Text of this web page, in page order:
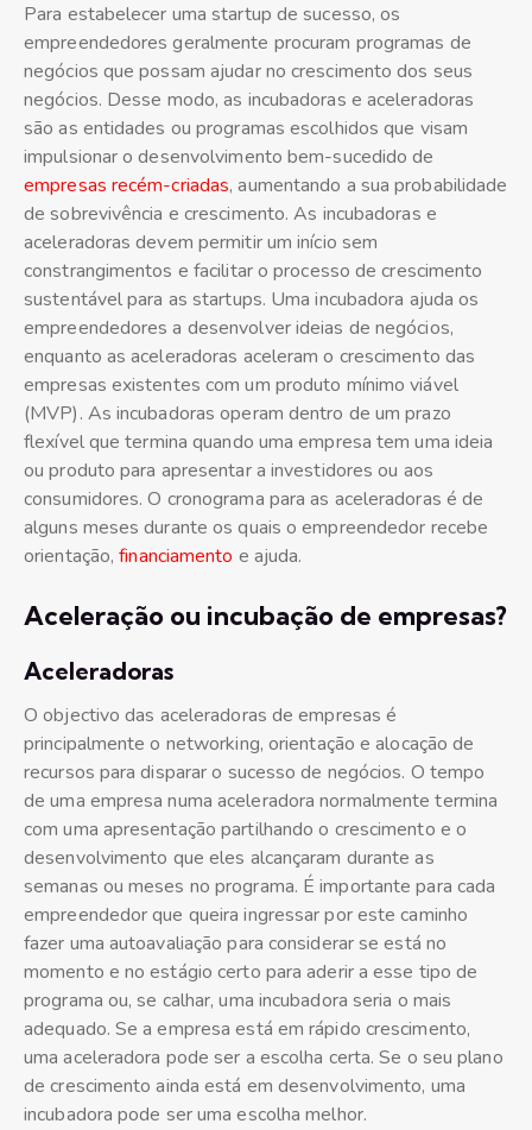
Para estabelecer uma startup de sucesso, os
empreendedores geralmente procuram programas de
negócios que possam ajudar no crescimento dos seus
negócios. Desse modo, as incubadoras e aceleradoras
são as entidades ou programas escolhidos que visam
impulsionar o desenvolvimento bem-sucedido de
empresas recém-criadas, aumentando a sua probabilidade
de sobrevivência e crescimento. As incubadoras e
aceleradoras devem permitir um início sem
constrangimentos e facilitar o processo de crescimento
sustentável para as startups. Uma incubadora ajuda os
empreendedores a desenvolver ideias de negócios,
enquanto as aceleradoras aceleram o crescimento das
empresas existentes com um produto mínimo viável
(MVP). As incubadoras operam dentro de um prazo
flexível que termina quando uma empresa tem uma ideia
ou produto para apresentar a investidores ou aos
consumidores. O cronograma para as aceleradoras é de
alguns meses durante os quais o empreendedor recebe
orientação,financiamento e ajuda.
Aceleração ou incubação de empresas?
Aceleradoras
O objectivo das aceleradoras de empresas é
principalmente o networking, orientação e alocação de
recursos para disparar o sucesso de negócios. O tempo
de uma empresa numa aceleradora normalmente termina
com uma apresentação partilhando o crescimento e o
desenvolvimento que eles alcançaram durante as
semanas ou meses no programa. É importante para cada
empreendedor que queira ingressar por este caminho
fazer uma autoavaliação para considerar se está no
momento e no estágio certo para aderir a esse tipo de
programa ou, se calhar, uma incubadora seria o mais
adequado. Se a empresa está em rápido crescimento,
uma aceleradora pode ser a escolha certa. Se o seu plano
de crescimento ainda está em desenvolvimento, uma
incubadora pode ser uma escolha melhor.